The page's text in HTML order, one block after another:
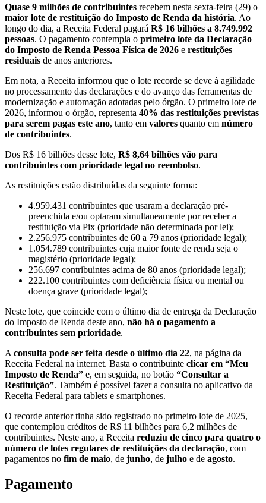
Quase 9 milhões de contribuintes recebem nesta sexta-feira (29) o
maior lote de restituição do Imposto de Renda da história. Ao
longo do dia, a Receita Federal pagará R$ 16 bilhões a 8.749.992
pessoas. O pagamento contempla o primeiro lote da Declaração
do Imposto de Renda Pessoa Física de 2026 e restituições
residuais de anos anteriores.
Em nota, a Receita informou que o lote recorde se deve à agilidade
no processamento das declarações e do avanço das ferramentas de
modernização e automação adotadas pelo órgão. O primeiro lote de
2026, informou o órgão, representa 40% das restituições previstas
para serem pagas este ano, tanto em valores quanto em número
de contribuintes.
Dos R$ 16 bilhões desse lote, R$ 8,64 bilhões vão para
contribuintes com prioridade legal no reembolso.
As restituições estão distribuídas da seguinte forma:
4.959.431 contribuintes que usaram a declaração pré-
preenchida e/ou optaram simultaneamente por receber a
restituição via Pix (prioridade não determinada por lei);
2.256.975 contribuintes de 60 a 79 anos (prioridade legal);
1.054.789 contribuintes cuja maior fonte de renda seja o
magistério (prioridade legal);
256.697 contribuintes acima de 80 anos (prioridade legal);
222.100 contribuintes com deficiência física ou mental ou
doença grave (prioridade legal);
Neste lote, que coincide com o último dia de entrega da Declaração
do Imposto de Renda deste ano, não há o pagamento a
contribuintes sem prioridade.
A consulta pode ser feita desde o último dia 22, na página da
Receita Federal na internet. Basta o contribuinte clicar em “Meu
Imposto de Renda” e, em seguida, no botão “Consultar a
Restituição”. Também é possível fazer a consulta no aplicativo da
Receita Federal para tablets e smartphones.
O recorde anterior tinha sido registrado no primeiro lote de 2025,
que contemplou créditos de R$ 11 bilhões para 6,2 milhões de
contribuintes. Neste ano, a Receita reduziu de cinco para quatro o
número de lotes regulares de restituições da declaração, com
pagamentos no fim de maio, de junho, de julho e de agosto.
Pagamento